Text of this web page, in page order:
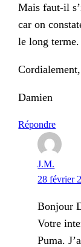
Mais faut-il
car on
le long terme.
Cordialement,
Damien
Répondre
J.M.
28 février
Bonjour
Votre
Puma.